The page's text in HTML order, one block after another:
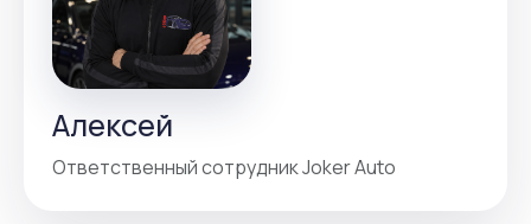
Алексей
Ответственный сотрудник Joker Auto